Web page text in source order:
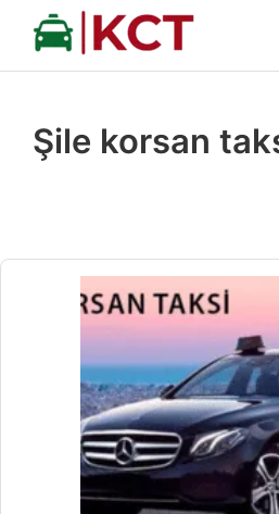
İçeriğe
Şile korsan